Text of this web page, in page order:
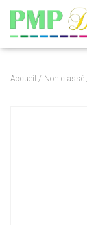
Accueil / Non classé